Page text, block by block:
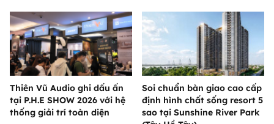
Thiên Vũ Audio ghi dấu ấn
tại P.H.E SHOW 2026 với hệ
thống giải trí toàn diện
Soi chuẩn bàn giao cao cấp
định hình chất sống resort 5
sao tại Sunshine River Park